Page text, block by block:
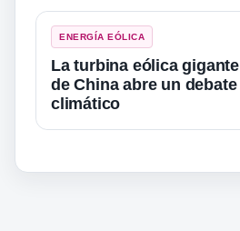
ENERGÍA EÓLICA
La turbina eólica gigante
de China abre un debate
climático